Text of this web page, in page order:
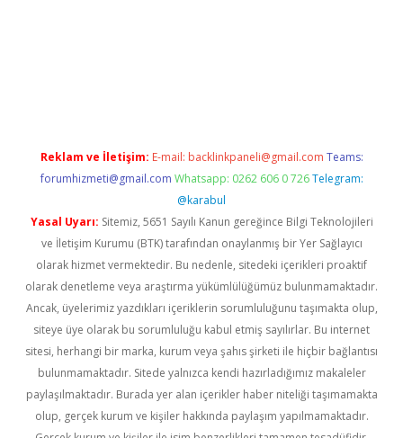
Reklam ve İletişim: E-mail: backlinkpaneli@gmail.com Teams:
forumhizmeti@gmail.com Whatsapp: 0262 606 0 726 Telegram:
@karabul
Yasal Uyarı: Sitemiz, 5651 Sayılı Kanun gereğince Bilgi Teknolojileri
ve İletişim Kurumu (BTK) tarafından onaylanmış bir Yer Sağlayıcı
olarak hizmet vermektedir. Bu nedenle, sitedeki içerikleri proaktif
olarak denetleme veya araştırma yükümlülüğümüz bulunmamaktadır.
Ancak, üyelerimiz yazdıkları içeriklerin sorumluluğunu taşımakta olup,
siteye üye olarak bu sorumluluğu kabul etmiş sayılırlar. Bu internet
sitesi, herhangi bir marka, kurum veya şahıs şirketi ile hiçbir bağlantısı
bulunmamaktadır. Sitede yalnızca kendi hazırladığımız makaleler
paylaşılmaktadır. Burada yer alan içerikler haber niteliği taşımamakta
olup, gerçek kurum ve kişiler hakkında paylaşım yapılmamaktadır.